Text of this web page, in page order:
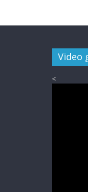
Video
<